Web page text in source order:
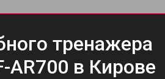
тренажера
AR700 в Кирове